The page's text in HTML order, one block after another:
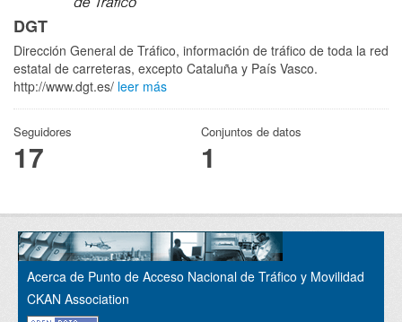
DGT
Dirección General de Tráfico, información de tráfico de toda la red
estatal de carreteras, excepto Cataluña y País Vasco.
http://www.dgt.es/ leer más
Seguidores
17
Conjuntos de datos
1
Acerca de Punto de Acceso Nacional de Tráfico y Movilidad
CKAN Association